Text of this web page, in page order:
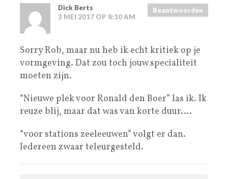
Dick Berts
3 MEI 2017 OP 8:10 AM
Beantwoorden
Sorry Rob, maar nu heb ik echt kritiek op je
vormgeving. Dat zou toch jouw specialiteit
moeten zijn.
“Nieuwe plek voor Ronald den Boer” las ik. Ik
reuze blij, maar dat was van korte duur….
“voor stations zeeleeuwen” volgt er dan.
Iedereen zwaar teleurgesteld.